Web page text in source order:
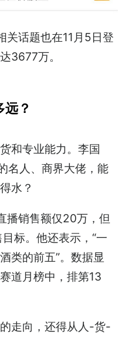
关话题也在11月5日登
3677万。
远？
和专业能力。李国
名人、商界大佬，能
水？
播销售额仅20万，但
标。他还表示，“一
类的前五”。数据显
道月榜中，排第13
走向，还得从人-货-